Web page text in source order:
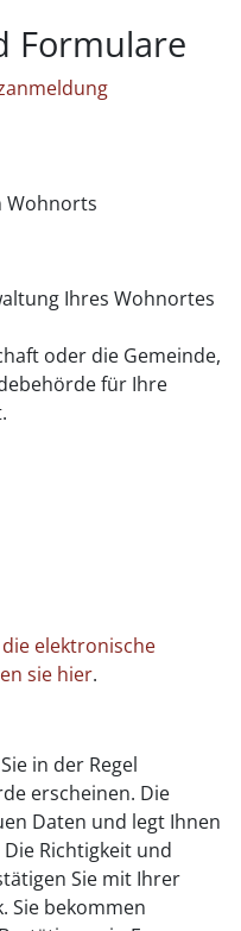
Formulare
Wohnorts
Ihres Wohnortes
oder die Gemeinde,
für Ihre
elektronische
sie hier.
in der Regel
erscheinen. Die
Daten und legt Ihnen
Richtigkeit und
Sie mit Ihrer
Sie bekommen